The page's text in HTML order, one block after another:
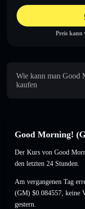
Preis kann
Wie kann man Good
kaufen
Good Morning!
Der Kurs von Good
den letzten 24 Stunden.
Am vergangenen Tag
(GM) $0.084557, keine
gestern.